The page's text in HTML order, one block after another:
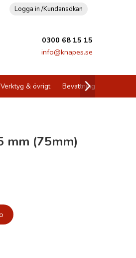
Logga in /Kundansökan
0300 68 15 15
info@knapes.se
Verktyg & övrigt Bevattning
mm (75mm)